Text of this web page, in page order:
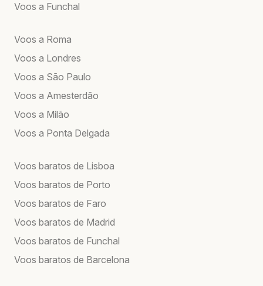
Voos a Funchal
Voos a Roma
Voos a Londres
Voos a São Paulo
Voos a Amesterdão
Voos a Milão
Voos a Ponta Delgada
Voos baratos de Lisboa
Voos baratos de Porto
Voos baratos de Faro
Voos baratos de Madrid
Voos baratos de Funchal
Voos baratos de Barcelona